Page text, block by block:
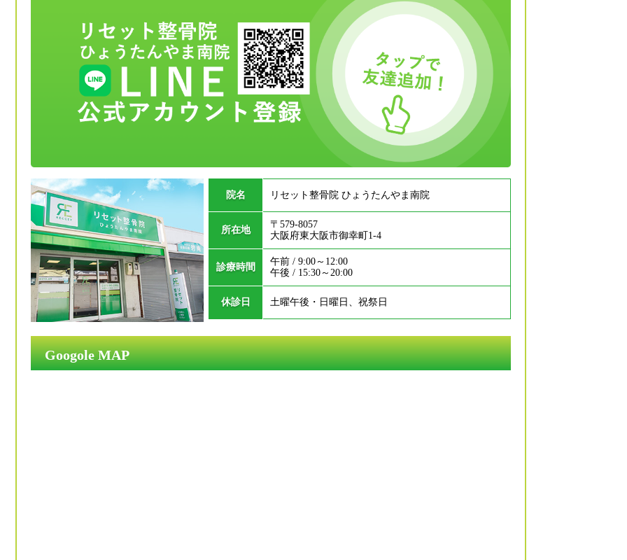
院名 リセット整骨院 ひょうたんやま南院
所在地
〒579-8057
大阪府東大阪市御幸町1-4
診療時間
午前 / 9:00～12:00
午後 / 15:30～20:00
休診日 土曜午後・日曜日、祝祭日
Googole MAP